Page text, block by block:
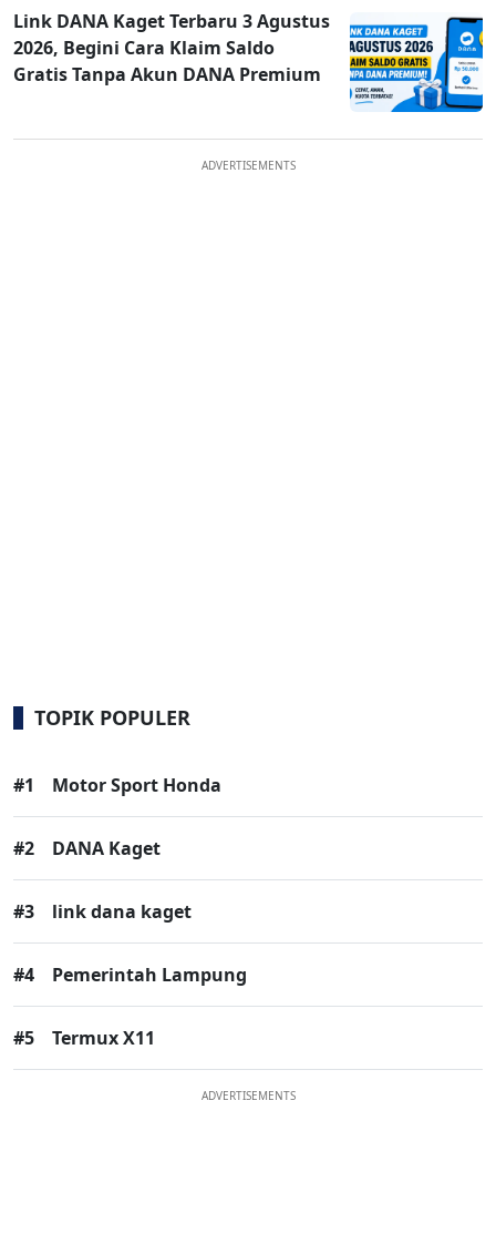
Link DANA Kaget Terbaru 3 Agustus
2026, Begini Cara Klaim Saldo
Gratis Tanpa Akun DANA Premium
ADVERTISEMENTS
TOPIK POPULER
#1 Motor Sport Honda
#2 DANA Kaget
#3 link dana kaget
#4 Pemerintah Lampung
#5 Termux X11
ADVERTISEMENTS